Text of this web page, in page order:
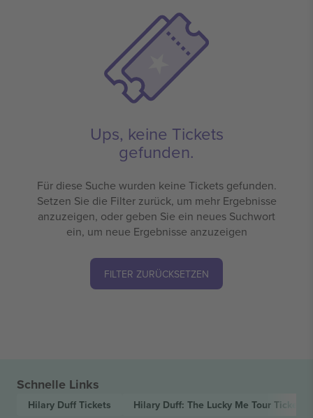
Ups, keine Tickets
gefunden.
Für diese Suche wurden keine Tickets gefunden.
Setzen Sie die Filter zurück, um mehr Ergebnisse
anzuzeigen, oder geben Sie ein neues Suchwort
ein, um neue Ergebnisse anzuzeigen
FILTER ZURÜCKSETZEN
Schnelle Links
Hilary Duff Tickets Hilary Duff: The Lucky Me Tour Tickets